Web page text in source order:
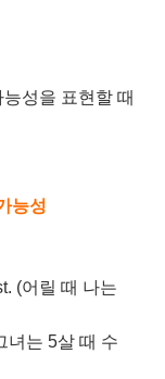
성을 표현할 때
능성
(어릴 때 나는
녀는 5살 때 수